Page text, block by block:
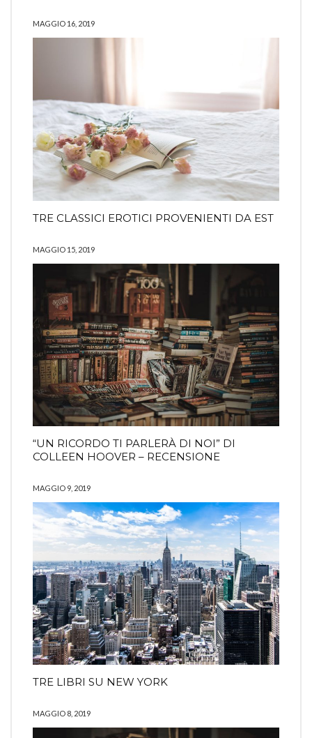
MAGGIO 16, 2019
TRE CLASSICI EROTICI PROVENIENTI DA EST
MAGGIO 15, 2019
“UN RICORDO TI PARLERÀ DI NOI” DI
COLLEEN HOOVER – RECENSIONE
MAGGIO 9, 2019
TRE LIBRI SU NEW YORK
MAGGIO 8, 2019